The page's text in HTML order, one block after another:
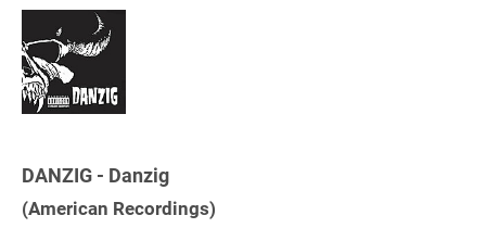
DANZIG - Danzig
(American Recordings)